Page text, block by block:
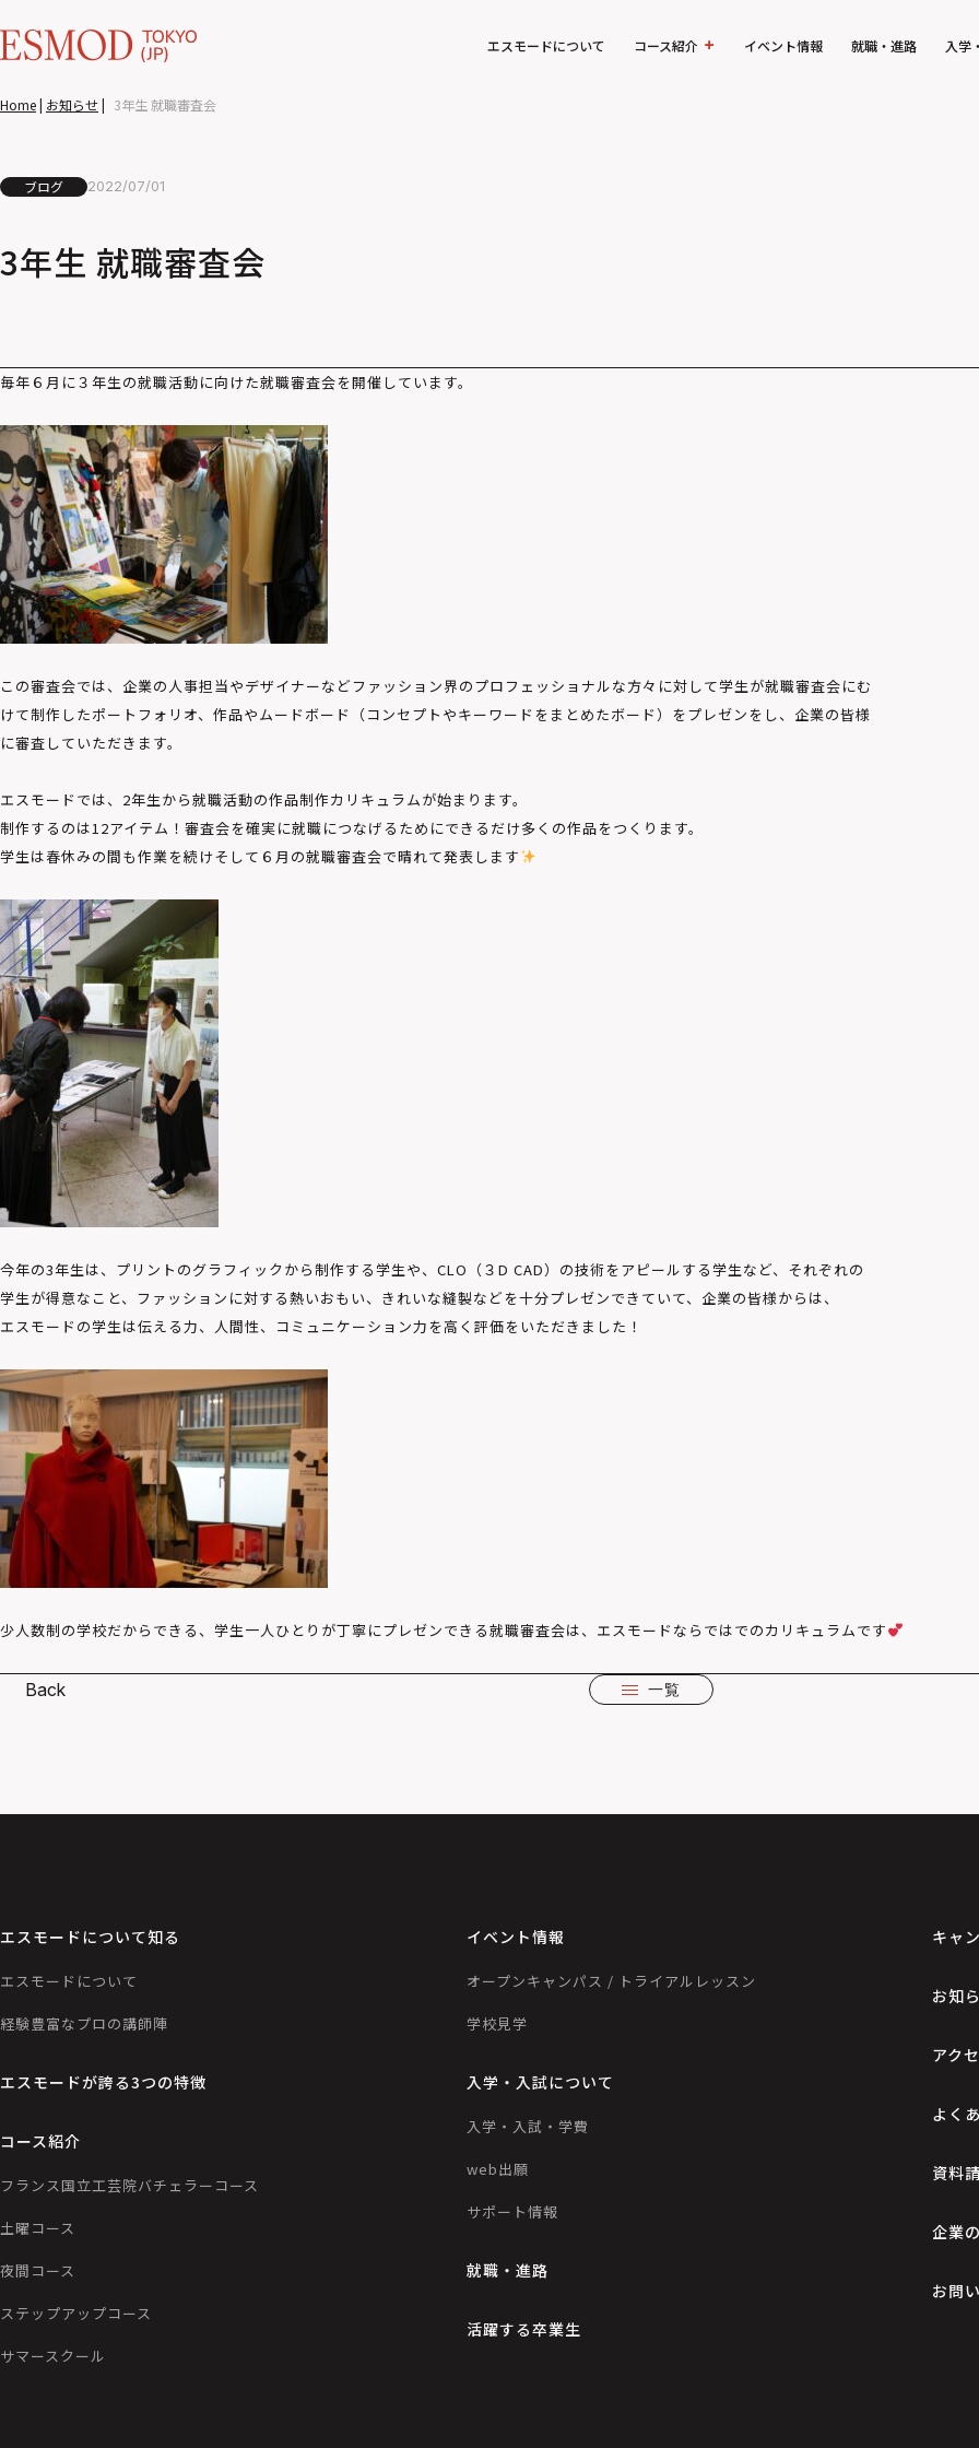
エスモードについて コース紹介 イベント情報 就職・進路 入学
Home| お知らせ| 3年生 就職審査会
ブログ 2022/07/01
3年生 就職審査会
毎年６月に３年生の就職活動に向けた就職審査会を開催しています。
この審査会では、企業の人事担当やデザイナーなどファッション界のプロフェッショナルな方々に対して学生が就職審査会にむ
けて制作したポートフォリオ、作品やムードボード（コンセプトやキーワードをまとめたボード）をプレゼンをし、企業の皆様
に審査していただきます。
エスモードでは、2年生から就職活動の作品制作カリキュラムが始まります。
制作するのは12アイテム！審査会を確実に就職につなげるためにできるだけ多くの作品をつくります。
学生は春休みの間も作業を続けそして６月の就職審査会で晴れて発表します
今年の3年生は、プリントのグラフィックから制作する学生や、CLO（３D CAD）の技術をアピールする学生など、それぞれの
学生が得意なこと、ファッションに対する熱いおもい、きれいな縫製などを十分プレゼンできていて、企業の皆様からは、
エスモードの学生は伝える力、人間性、コミュニケーション力を高く評価をいただきました！
少人数制の学校だからできる、学生一人ひとりが丁寧にプレゼンできる就職審査会は、エスモードならではでのカリキュラムです
Back 一覧
エスモードについて知る
エスモードについて
経験豊富なプロの講師陣
エスモードが誇る3つの特徴
コース紹介
フランス国立工芸院バチェラーコース
土曜コース
夜間コース
ステップアップコース
サマースクール
イベント情報
オープンキャンパス / トライアルレッスン
学校見学
入学・入試について
入学・入試・学費
web出願
サポート情報
就職・進路
活躍する卒業生
キャ
お知
アク
よく
資料
企業
お問